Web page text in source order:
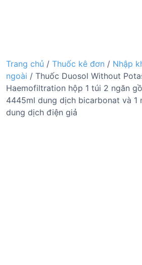
Trang chủ / Thuốc kê đơn / Nhập
ngoài / Thuốc Duosol Without
Haemofiltration hộp 1 túi 2 ngăn
4445ml dung dịch bicarbonat và 1
dung dịch điện giả